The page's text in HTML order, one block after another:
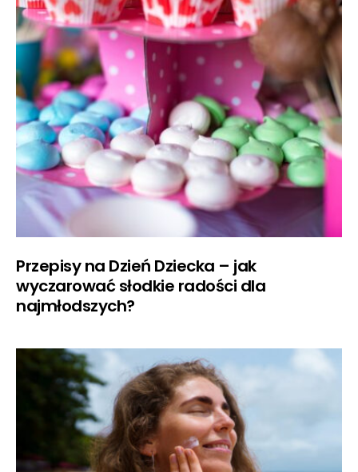
Przepisy na Dzień Dziecka – jak
wyczarować słodkie radości dla
najmłodszych?